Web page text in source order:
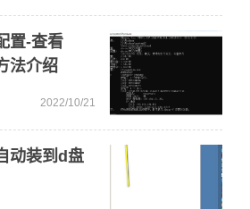
置-查看
法介绍
2022/10/21
动装到d盘